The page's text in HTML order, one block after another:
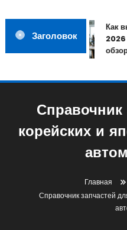
Заголовок
Как
2026
Справочник
корейских и
Главная
Справочник запчастей